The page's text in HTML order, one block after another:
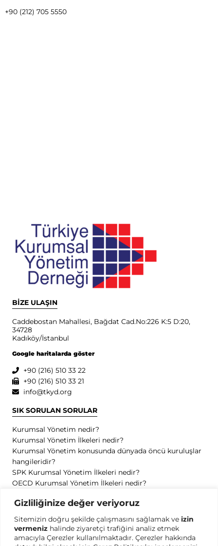
Gizliliğinize değer veriyoruz
Sitemizin doğru şekilde çalışmasını sağlamak ve izin
vermeniz halinde ziyaretçi trafiğini analiz etmek
amacıyla Çerezler kullanılmaktadır. Çerezler hakkında
+90 (212) 705 5550
BİZE ULAŞIN
Caddebostan Mahallesi, Bağdat Cad.No:226 K:5 D:20,
34728
Kadıköy/İstanbul
Google haritalarda göster
+90 (216) 510 33 22
+90 (216) 510 33 21
info@tkyd.org
SIK SORULAN SORULAR
Kurumsal Yönetim nedir?
Kurumsal Yönetim İlkeleri nedir?
Kurumsal Yönetim konusunda dünyada öncü kuruluşlar
hangileridir?
SPK Kurumsal Yönetim İlkeleri nedir?
OECD Kurumsal Yönetim İlkeleri nedir?
GİZLİLİK
Gizlilik Politikası
Kullanım Koşulları
Kişisel Verilerin Korunması